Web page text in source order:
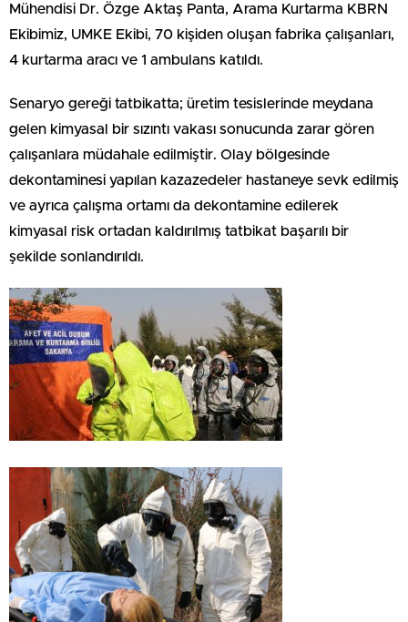
Mühendisi Dr. Özge Aktaş Panta, Arama Kurtarma KBRN
Ekibimiz, UMKE Ekibi, 70 kişiden oluşan fabrika çalışanları,
4 kurtarma aracı ve 1 ambulans katıldı.
Senaryo gereği tatbikatta; üretim tesislerinde meydana
gelen kimyasal bir sızıntı vakası sonucunda zarar gören
çalışanlara müdahale edilmiştir. Olay bölgesinde
dekontaminesi yapılan kazazedeler hastaneye sevk edilmiş
ve ayrıca çalışma ortamı da dekontamine edilerek
kimyasal risk ortadan kaldırılmış tatbikat başarılı bir
şekilde sonlandırıldı.